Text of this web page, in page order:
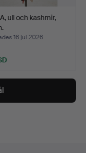
ull och kashmir,
16 jul 2026